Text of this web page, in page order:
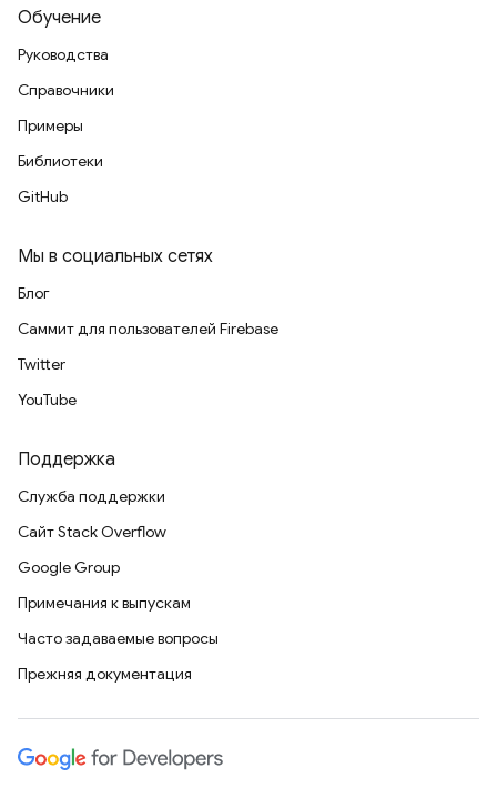
Обучение
Руководства
Справочники
Примеры
Библиотеки
GitHub
Мы в социальных сетях
Блог
Саммит для пользователей Firebase
Twitter
YouTube
Поддержка
Служба поддержки
Сайт Stack Overflow
Google Group
Примечания к выпускам
Часто задаваемые вопросы
Прежняя документация